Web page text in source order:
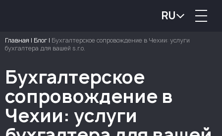
RU
Главная | Блог | Бухгалтерское сопровождение в Чехии: услуги
бухгалтера для вашей s.r.o.
Бухгалтерское
сопровождение в
Чехии: услуги